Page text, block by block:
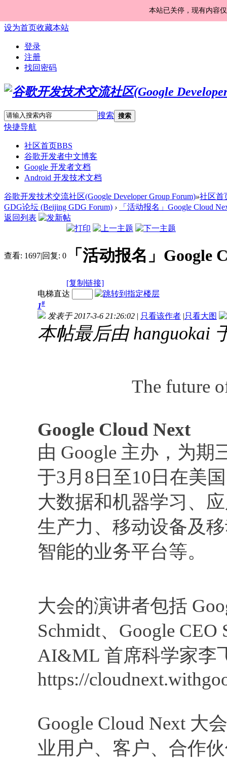
本站已关停，现有内容
设为首页收藏本站
登录
注册
找回密码
搜索 搜索
快捷导航
社区首页BBS
谷歌开发者中文博客
Google 开发者文档
Android 开发技术文档
谷歌开发技术交流社区(Google Developer Group Forum)»社区首
GDG论坛 (Beijing GDG Forum) ›
「活动报名」Google Cloud
返回列表
查看: 1697|回复: 0 「活动报名」Google
[复制链接]
电梯直达
1#
发表于 2017-3-6 21:26:02 | 只看该作者 |只看大图
本帖最后由 hanguokai
The future
Google Cloud Next
由 Google 主办，为期
于3月8日至10日在美
大数据和机器学习、
生产力、移动设备及
智能的业务平台等。
大会的演讲者包括
Schmidt、Google CEO
AI&ML 首席科学家李
https://
Google Cloud Next 大
业用户、客户、合作